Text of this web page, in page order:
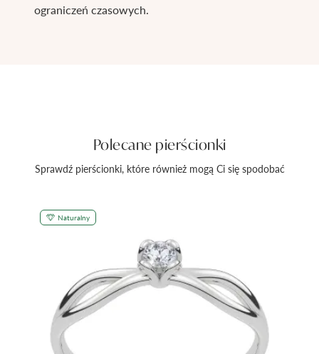
ograniczeń czasowych.
Polecane pierścionki
Sprawdź pierścionki, które również mogą Ci się spodobać
Naturalny